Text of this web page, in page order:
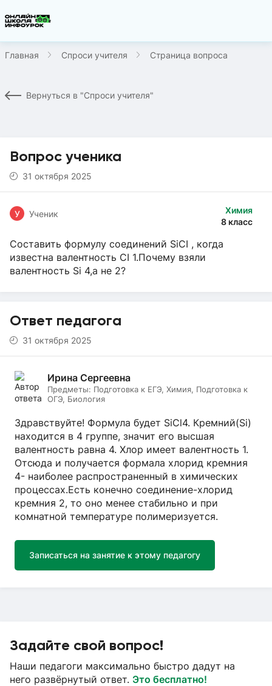
Главная Спроси учителя Страница вопроса
Вернуться в "Спроси учителя"
Вопрос ученика
31 октября 2025
Химия
8 класс
У Ученик
Составить формулу соединений SiCI , когда
известна валентность CI 1.Почему взяли
валентность Si 4,а не 2?
Ответ педагога
31 октября 2025
Ирина Сергеевна
Предметы: Подготовка к ЕГЭ, Химия, Подготовка к
ОГЭ, Биология
Здравствуйте! Формула будет SiCl4. Кремний(Si)
находится в 4 группе, значит его высшая
валентность равна 4. Хлор имеет валентность 1.
Отсюда и получается формала хлорид кремния
4- наиболее распространенный в химических
процессах.Есть конечно соединение-хлорид
кремния 2, то оно менее стабильно и при
комнатной температуре полимеризуется.
Записаться на занятие к этому педагогу
Задайте свой вопрос!
Наши педагоги максимально быстро дадут на
него развёрнутый ответ. Это бесплатно!